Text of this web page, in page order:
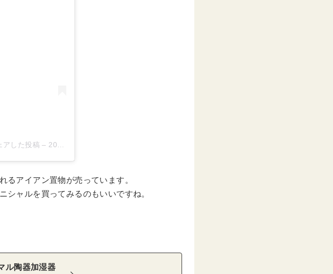
アした投稿 – 2020年 7月月31日午前4時04分PDT
アイアン置物が売っています。
ャルを買ってみるのもいいですね。
ル陶器加湿器